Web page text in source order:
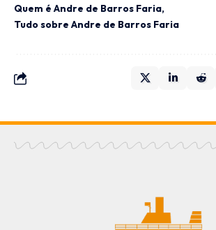
Quem é Andre de Barros Faria
Tudo sobre Andre de Barros Faria